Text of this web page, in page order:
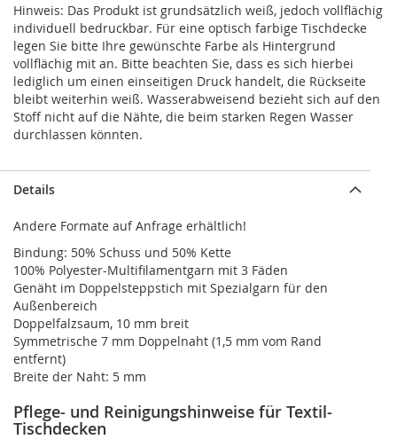
Hinweis: Das Produkt ist grundsätzlich weiß, jedoch vollflächig
individuell bedruckbar. Für eine optisch farbige Tischdecke
legen Sie bitte Ihre gewünschte Farbe als Hintergrund
vollflächig mit an. Bitte beachten Sie, dass es sich hierbei
lediglich um einen einseitigen Druck handelt, die Rückseite
bleibt weiterhin weiß. Wasserabweisend bezieht sich auf den
Stoff nicht auf die Nähte, die beim starken Regen Wasser
durchlassen könnten.
Details
Andere Formate auf Anfrage erhältlich!
Bindung: 50% Schuss und 50% Kette
100% Polyester-Multifilamentgarn mit 3 Fäden
Genäht im Doppelsteppstich mit Spezialgarn für den
Außenbereich
Doppelfalzsaum, 10 mm breit
Symmetrische 7 mm Doppelnaht (1,5 mm vom Rand
entfernt)
Breite der Naht: 5 mm
Pflege- und Reinigungshinweise für Textil-
Tischdecken